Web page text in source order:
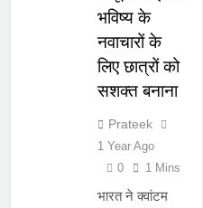
भविष्य के
नवाचारों के
लिए छात्रों को
सशक्त बनाना
Prateek
1 Year Ago
0
1 Mins
भारत ने क्वांटम